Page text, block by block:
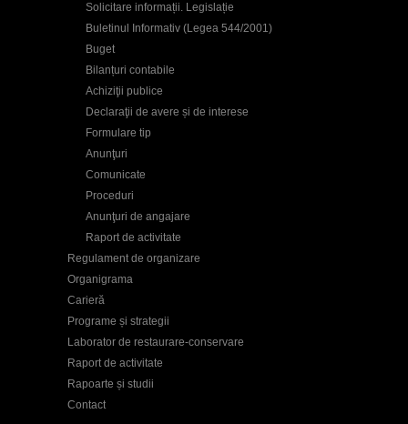
Solicitare informații. Legislație
Buletinul Informativ (Legea 544/2001)
Buget
Bilanțuri contabile
Achiziţii publice
Declaraţii de avere și de interese
Formulare tip
Anunţuri
Comunicate
Proceduri
Anunţuri de angajare
Raport de activitate
Regulament de organizare
Organigrama
Carieră
Programe și strategii
Laborator de restaurare-conservare
Raport de activitate
Rapoarte și studii
Contact